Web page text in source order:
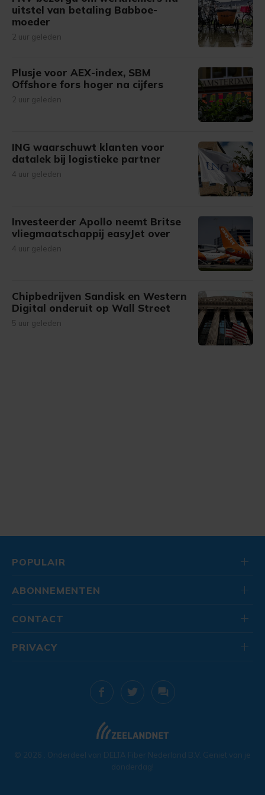
uitstel van betaling Babboe-
moeder
2 uur geleden
Plusje voor AEX-index, SBM
Offshore fors hoger na cijfers
2 uur geleden
ING waarschuwt klanten voor
datalek bij logistieke partner
4 uur geleden
Investeerder Apollo neemt Britse
vliegmaatschappij easyJet over
4 uur geleden
Chipbedrijven Sandisk en Western
Digital onderuit op Wall Street
5 uur geleden
POPULAIR
ABONNEMENTEN
CONTACT
© 2026 . Onderdeel van DELTA Fiber Nederland B.V. Geniet van je
donderdag!
PRIVACY